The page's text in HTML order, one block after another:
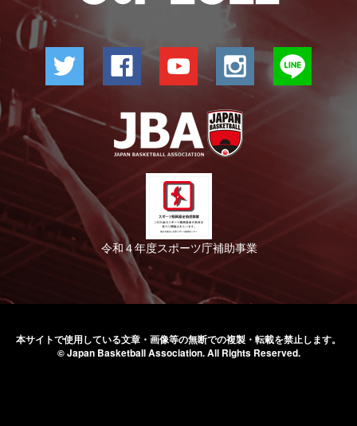
令和４年度スポーツ庁補助事業
本サイトで使用している文章・画像等の無断での複製・転載を禁止します。
© Japan Basketball Association.All Rights Reserved.